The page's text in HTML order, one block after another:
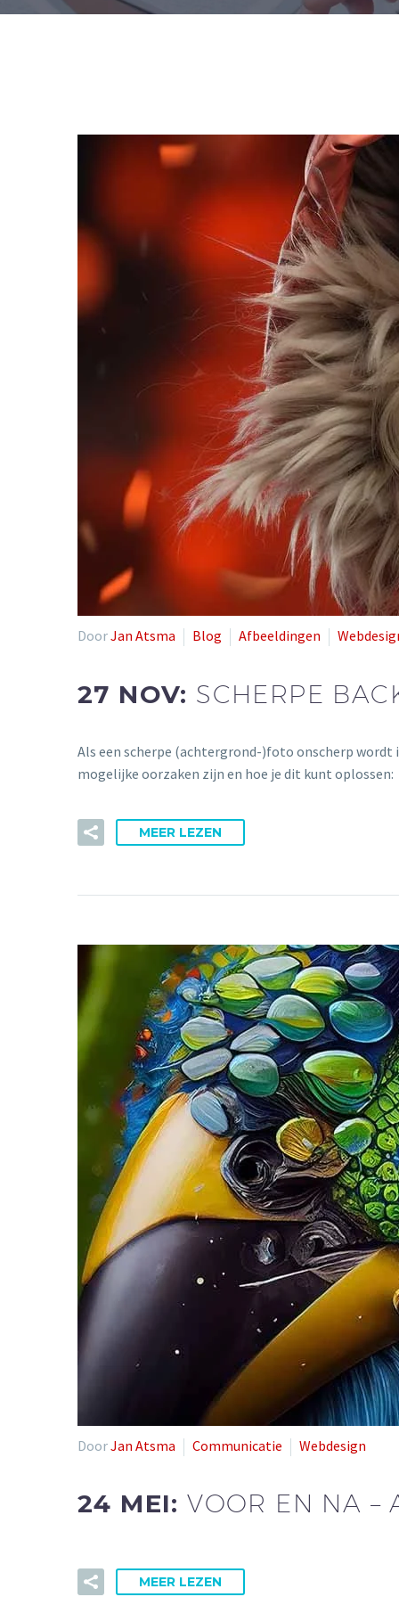
DoorJan Atsma Blog Afbeeldingen
27 NOV: SCHERPE
Als een scherpe (achtergrond-)foto onscherp wordt
mogelijke oorzaken zijn en hoe je dit kunt oplossen:
MEER LEZEN
DoorJan Atsma Communicatie Webdesign
24 MEI:VOOR EN NA –
MEER LEZEN